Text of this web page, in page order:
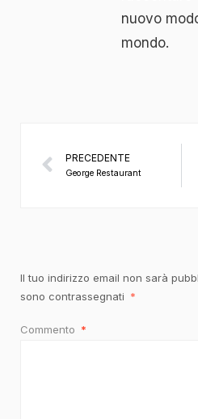
nuovo
mondo.
PRECEDENTE
George Restaurant
Il tuo indirizzo email non sarà
sono contrassegnati *
Commento *